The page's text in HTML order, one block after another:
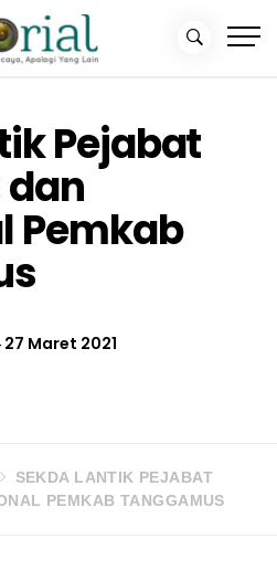
Pejabat
dan
Pemkab
27 Maret 2021
SEKDA LANTIK PEJABAT
PEMKAB TANGGAMUS